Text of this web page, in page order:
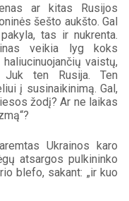
ar kitas Rusijos
šešto aukšto. Gal
tas ir nukrenta.
veikia lyg koks
vaistų,
ten Rusija. Ten
į susinaikinimą. Gal,
žodį? Ar ne laikas
Ukrainos karo
atsargos pulkininko
blefo, sakant: „ir kuo